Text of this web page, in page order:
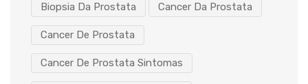
Biopsia Da Prostata Cancer Da Prostata
Cancer De Prostata
Cancer De Prostata Sintomas